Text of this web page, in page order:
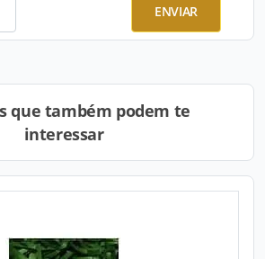
ENVIAR
que também podem te
interessar